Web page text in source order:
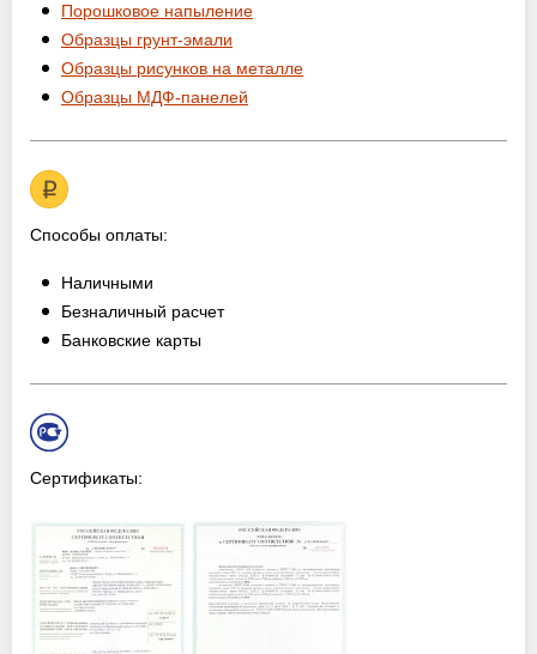
Порошковое напыление
Образцы грунт-эмали
Образцы рисунков на металле
Образцы МДФ-панелей
Способы оплаты:
Наличными
Безналичный расчет
Банковские карты
Сертификаты: